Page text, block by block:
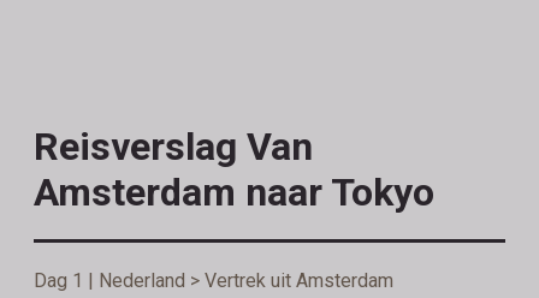
Reisverslag Van
Amsterdam naar Tokyo
Dag 1 | Nederland > Vertrek uit Amsterdam